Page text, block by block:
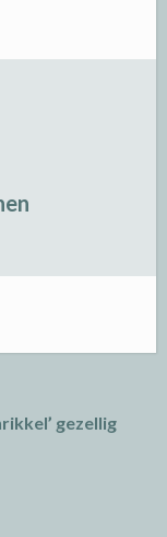
gezellig